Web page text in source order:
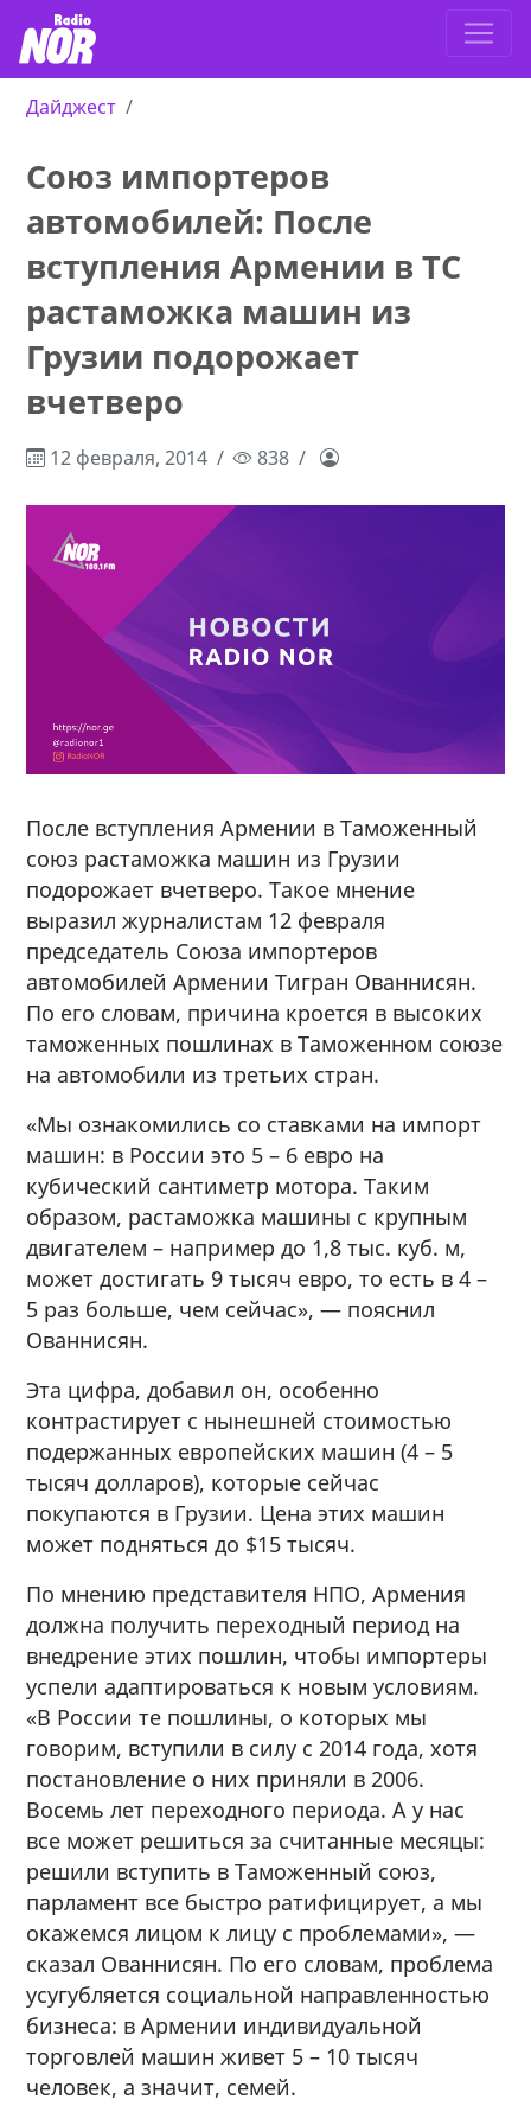
Дайджест
Союз импортеров
автомобилей: После
вступления Армении в ТС
растаможка машин из
Грузии подорожает
вчетверо
12 февраля, 2014 838
После вступления Армении в Таможенный
союз растаможка машин из Грузии
подорожает вчетверо. Такое мнение
выразил журналистам 12 февраля
председатель Союза импортеров
автомобилей Армении Тигран Ованнисян.
По его словам, причина кроется в высоких
таможенных пошлинах в Таможенном союзе
на автомобили из третьих стран.
«Мы ознакомились со ставками на импорт
машин: в России это 5 – 6 евро на
кубический сантиметр мотора. Таким
образом, растаможка машины с крупным
двигателем – например до 1,8 тыс. куб. м,
может достигать 9 тысяч евро, то есть в 4 –
5 раз больше, чем сейчас», — пояснил
Ованнисян.
Эта цифра, добавил он, особенно
контрастирует с нынешней стоимостью
подержанных европейских машин (4 – 5
тысяч долларов), которые сейчас
покупаются в Грузии. Цена этих машин
может подняться до $15 тысяч.
По мнению представителя НПО, Армения
должна получить переходный период на
внедрение этих пошлин, чтобы импортеры
успели адаптироваться к новым условиям.
«В России те пошлины, о которых мы
говорим, вступили в силу с 2014 года, хотя
постановление о них приняли в 2006.
Восемь лет переходного периода. А у нас
все может решиться за считанные месяцы:
решили вступить в Таможенный союз,
парламент все быстро ратифицирует, а мы
окажемся лицом к лицу с проблемами», —
сказал Ованнисян. По его словам, проблема
усугубляется социальной направленностью
бизнеса: в Армении индивидуальной
торговлей машин живет 5 – 10 тысяч
человек, а значит, семей.